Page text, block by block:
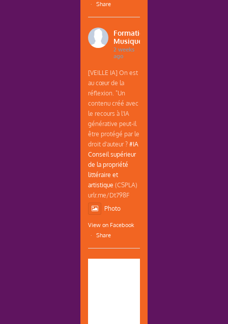
·
Share
Formations
Musique
2 weeks
ago
[VEILLE IA] On est
au cœur de la
réflexion. "Un
contenu créé avec
le recours à l'IA
générative peut-il
être protégé par le
droit d'auteur ?#IA
Conseil supérieur
de la propriété
littéraire et
artistique (CSPLA)
urlr.me/Dt798F
Photo
View on Facebook
·
Share